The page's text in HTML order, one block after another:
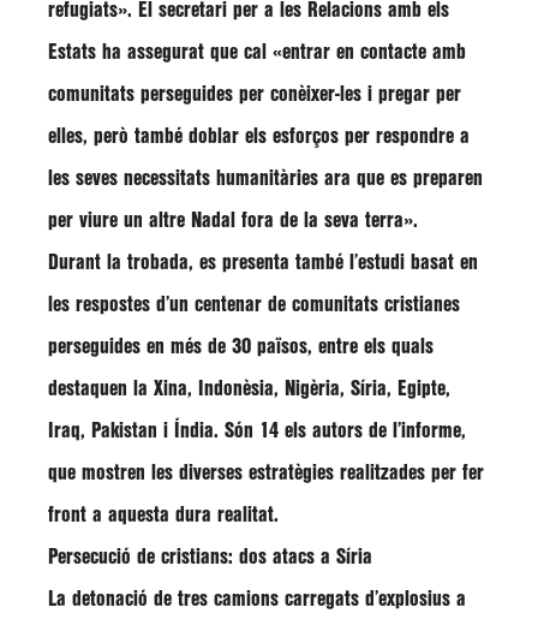
refugiats». El secretari per a les Relacions amb els
Estats ha assegurat que cal «entrar en contacte amb
comunitats perseguides per conèixer-les i pregar per
elles, però també doblar els esforços per respondre a
les seves necessitats humanitàries ara que es preparen
per viure un altre Nadal fora de la seva terra».
Durant la trobada, es presenta també l’estudi basat en
les respostes d’un centenar de comunitats cristianes
perseguides en més de 30 països, entre els quals
destaquen la Xina, Indonèsia, Nigèria, Síria, Egipte,
Iraq, Pakistan i Índia. Són 14 els autors de l’informe,
que mostren les diverses estratègies realitzades per fer
front a aquesta dura realitat.
Persecució de cristians: dos atacs a Síria
La detonació de tres camions carregats d’explosius a